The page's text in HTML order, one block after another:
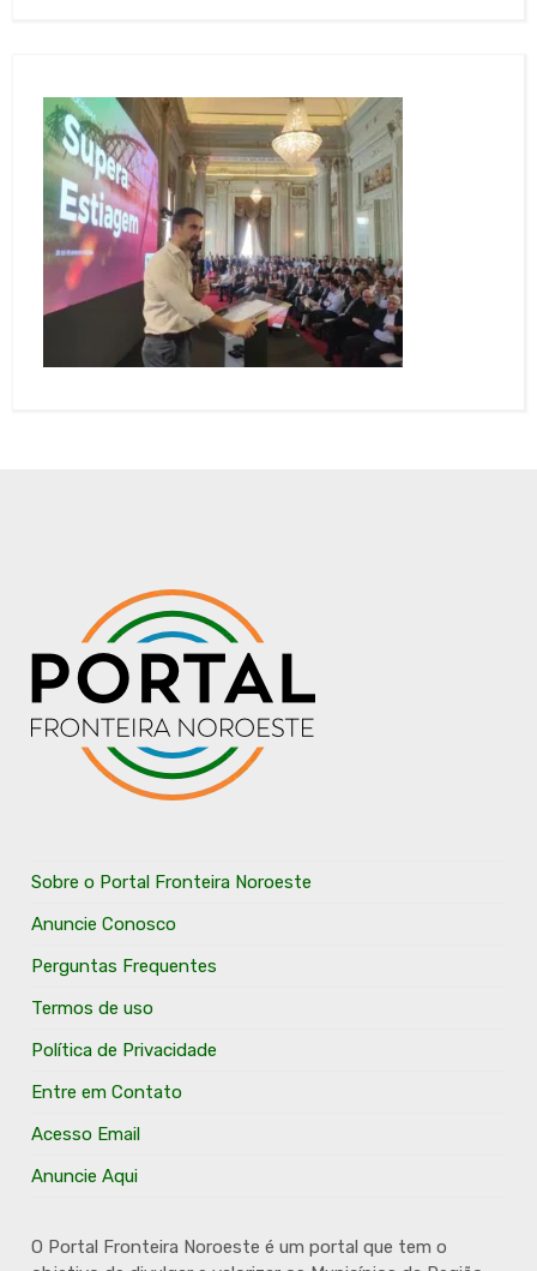
Sobre o Portal Fronteira Noroeste
Anuncie Conosco
Perguntas Frequentes
Termos de uso
Política de Privacidade
Entre em Contato
Acesso Email
Anuncie Aqui
O Portal Fronteira Noroeste é um portal que tem o